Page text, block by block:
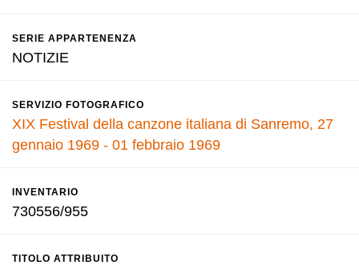
SERIE APPARTENENZA
NOTIZIE
SERVIZIO FOTOGRAFICO
XIX Festival della canzone italiana di Sanremo, 27
gennaio 1969 - 01 febbraio 1969
INVENTARIO
730556/955
TITOLO ATTRIBUITO